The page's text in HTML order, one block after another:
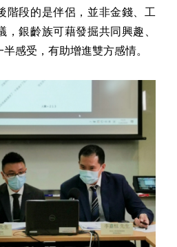
階段的是伴侶，並非金錢、工
，銀齡族可藉發掘共同興趣、
感受，有助增進雙方感情。